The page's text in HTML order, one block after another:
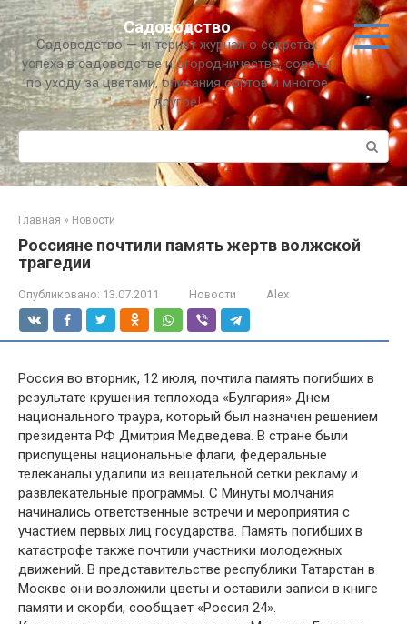
Перейти
к
контенту
Садоводство
Садоводство — интернет журнал о секретах
успеха в садоводстве и огородничестве, советы
по уходу за цветами, описания сортов и многое
другое!
Поиск:
Главная » Новости
Россияне почтили память жертв волжской
трагедии
Опубликовано: 13.07.2011 Новости Alex
Россия во вторник, 12 июля, почтила память погибших в
результате крушения теплохода «Булгария» Днем
национального траура, который был назначен решением
президента РФ Дмитрия Медведева. В стране были
приспущены национальные флаги, федеральные
телеканалы удалили из вещательной сетки рекламу и
развлекательные программы. С Минуты молчания
начинались ответственные встречи и мероприятия с
участием первых лиц государства. Память погибших в
катастрофе также почтили участники молодежных
движений. В представительстве республики Татарстан в
Москве они возложили цветы и оставили записи в книге
памяти и скорби, сообщает «Россия 24».